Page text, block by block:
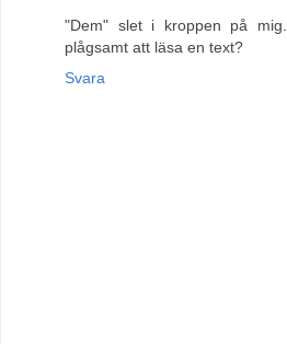
"Dem" slet i kroppen på
plågsamt att läsa en text?
Svara